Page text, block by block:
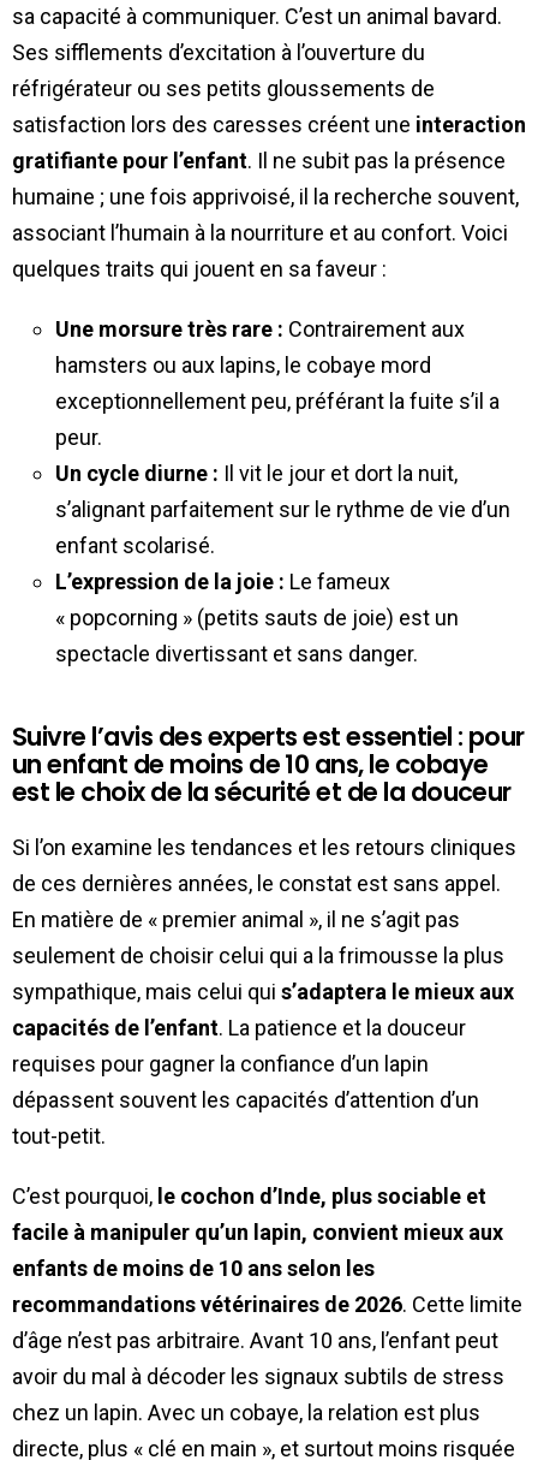
sa capacité à communiquer. C’est un animal bavard.
Ses sifflements d’excitation à l’ouverture du
réfrigérateur ou ses petits gloussements de
satisfaction lors des caresses créent une interaction
gratifiante pour l’enfant. Il ne subit pas la présence
humaine ; une fois apprivoisé, il la recherche souvent,
associant l’humain à la nourriture et au confort. Voici
quelques traits qui jouent en sa faveur :
Une morsure très rare : Contrairement aux
hamsters ou aux lapins, le cobaye mord
exceptionnellement peu, préférant la fuite s’il a
peur.
Un cycle diurne : Il vit le jour et dort la nuit,
s’alignant parfaitement sur le rythme de vie d’un
enfant scolarisé.
L’expression de la joie : Le fameux
« popcorning » (petits sauts de joie) est un
spectacle divertissant et sans danger.
Suivre l’avis des experts est essentiel : pour
un enfant de moins de 10 ans, le cobaye
est le choix de la sécurité et de la douceur
Si l’on examine les tendances et les retours cliniques
de ces dernières années, le constat est sans appel.
En matière de « premier animal », il ne s’agit pas
seulement de choisir celui qui a la frimousse la plus
sympathique, mais celui qui s’adaptera le mieux aux
capacités de l’enfant. La patience et la douceur
requises pour gagner la confiance d’un lapin
dépassent souvent les capacités d’attention d’un
tout-petit.
C’est pourquoi, le cochon d’Inde, plus sociable et
facile à manipuler qu’un lapin, convient mieux aux
enfants de moins de 10 ans selon les
recommandations vétérinaires de 2026. Cette limite
d’âge n’est pas arbitraire. Avant 10 ans, l’enfant peut
avoir du mal à décoder les signaux subtils de stress
chez un lapin. Avec un cobaye, la relation est plus
directe, plus « clé en main », et surtout moins risquée